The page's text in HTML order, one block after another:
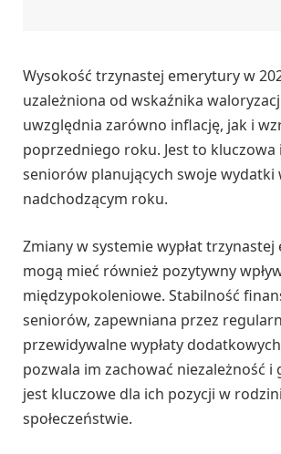
Wysokość trzynastej emerytury w
uzależniona od wskaźnika
uwzględnia zarówno inflację, jak i
poprzedniego roku. Jest to
seniorów planujących swoje wydatki
nadchodzącym roku.
Zmiany w systemie wypłat
mogą mieć również pozytywny
międzypokoleniowe. Stabilność
seniorów, zapewniana przez
przewidywalne wypłaty
pozwala im zachować niezależność i
jest kluczowe dla ich pozycji w
społeczeństwie.